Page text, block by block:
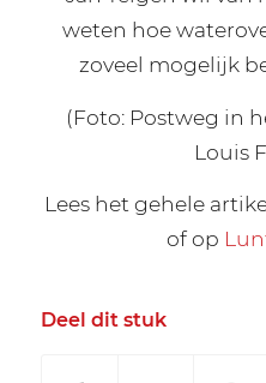
weten hoe
zoveel mogelijk
(Foto: Postweg in
Louis
Lees het gehele
of op
Deel dit stuk